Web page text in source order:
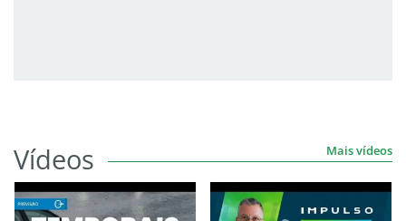
Vídeos Mais vídeos